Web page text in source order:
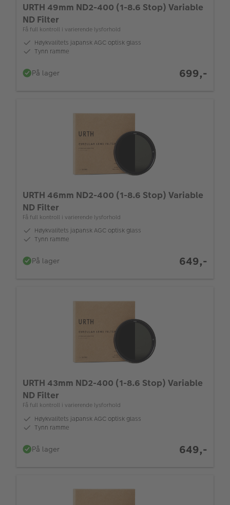
URTH 49mm ND2-400 (1-8.6 Stop) Variable
ND Filter
Få full kontroll i varierende lysforhold
Høykvalitets japansk AGC optisk glass
Tynn ramme
På lager 699,-
URTH 46mm ND2-400 (1-8.6 Stop) Variable
ND Filter
Få full kontroll i varierende lysforhold
Høykvalitets japansk AGC optisk glass
Tynn ramme
På lager 649,-
URTH 43mm ND2-400 (1-8.6 Stop) Variable
ND Filter
Få full kontroll i varierende lysforhold
Høykvalitets japansk AGC optisk glass
Tynn ramme
På lager 649,-